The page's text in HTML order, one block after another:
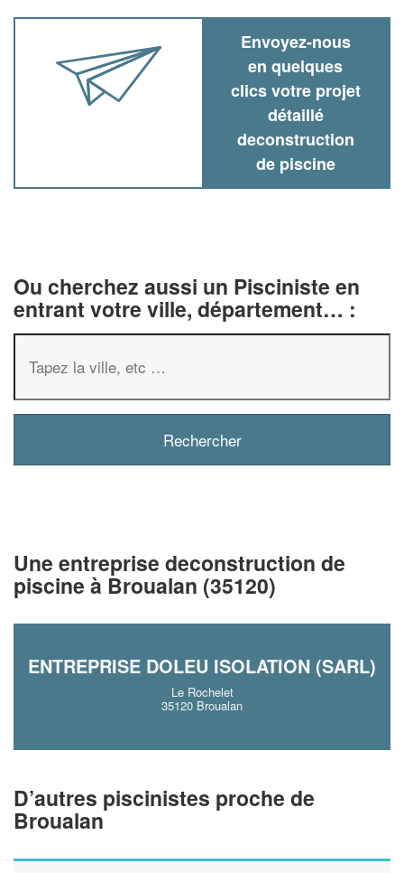
Envoyez-nous
en quelques
clics votre projet
détaillé
deconstruction
de piscine
Ou cherchez aussi un Pisciniste en
entrant votre ville, département… :
Une entreprise deconstruction de
piscine à Broualan (35120)
ENTREPRISE DOLEU ISOLATION (SARL)
Le Rochelet
35120 Broualan
D’autres piscinistes proche de
Broualan
Vous êtes un
nouveaux clients!